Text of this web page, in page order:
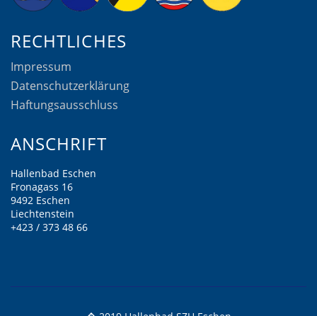
RECHTLICHES
Impressum
Datenschutzerklärung
Haftungsausschluss
ANSCHRIFT
Hallenbad Eschen
Fronagass 16
9492 Eschen
Liechtenstein
+423 / 373 48 66